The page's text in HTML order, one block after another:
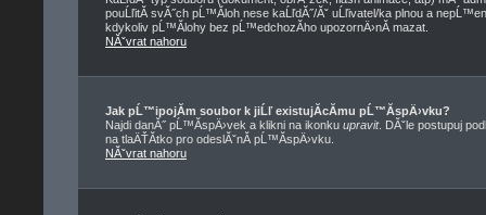
pouĹľitĂ­ svĂ˝ch pĹ™Ă­loh nese kaĹľdĂ˝/Ăˇ uĹľivatel/ka plnou a
kdykoliv pĹ™Ă­lohy bez pĹ™edchozĂ­ho upozornÄ›nĂ­ mazat.
NĂˇvrat nahoru
Jak pĹ™ipojĂ­m soubor k jiĹľ existujĂ­cĂ­mu pĹ™Ă­spÄ›vku?
Najdi danĂ˝ pĹ™Ă­spÄ›vek a klikni na ikonku upravit. DĂˇle postupuj
na tlaÄŤĂ­tko pro odeslĂˇnĂ­ pĹ™Ă­spÄ›vku.
NĂˇvrat nahoru